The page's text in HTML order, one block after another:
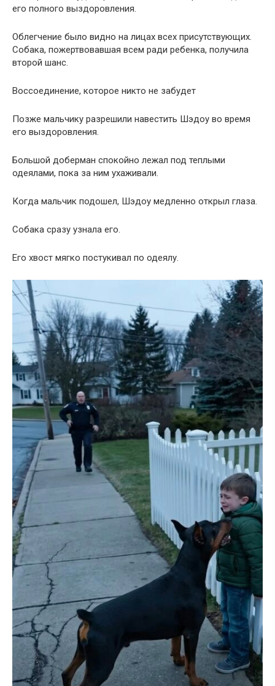
его полного выздоровления.
Облегчение было видно на лицах всех присутствующих.
Собака, пожертвовавшая всем ради ребенка, получила
второй шанс.
Воссоединение, которое никто не забудет
Позже мальчику разрешили навестить Шэдоу во время
его выздоровления.
Большой доберман спокойно лежал под теплыми
одеялами, пока за ним ухаживали.
Когда мальчик подошел, Шэдоу медленно открыл глаза.
Собака сразу узнала его.
Его хвост мягко постукивал по одеялу.